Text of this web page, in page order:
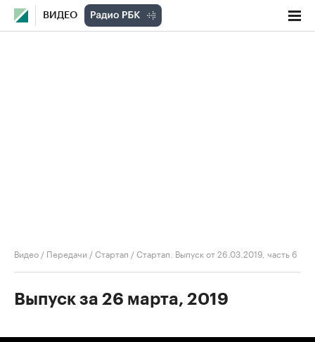
ВИДЕО
Видео / Передачи /Стартап /Стартап. Выпуск от 26.03.2019, часть 6
Выпуск за 26 марта, 2019